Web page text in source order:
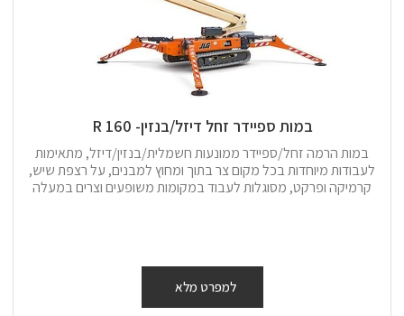
במות ספיידר זחל דיזל/בנזין- 160 R
במות הרמה זחל/ספיידר ממונעות חשמלית/בנזין/דיזל, מתאימות
לעבודות מיוחדות בכל מקום צר בתוך ומחוץ למבנים, על רצפת שיש,
קרמיקה ופרקט, מסוגלות לעבוד במקומות משופעים וצרים במעלה
למפרט מלא